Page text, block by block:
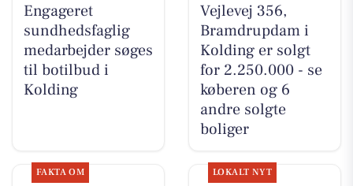
Engageret
sundhedsfaglig
medarbejder søges
til botilbud i
Kolding
Vejlevej 356,
Bramdrupdam i
Kolding er solgt
for 2.250.000 - se
køberen og 6
andre solgte
boliger
FAKTA OM LOKALT NYT